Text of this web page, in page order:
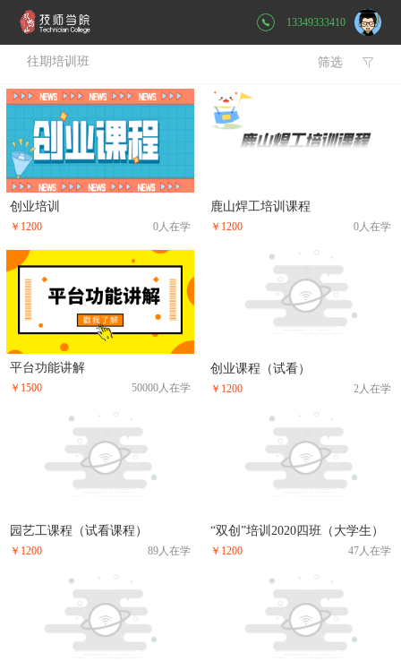
13349333410
往期培训班 
筛选
创业培训
￥1200 0人在学
鹿山焊工培训课程
￥1200 0人在学
平台功能讲解
￥1500 50000人在学
创业课程（试看）
￥1200 2人在学
园艺工课程（试看课程）
￥1200 89人在学
“双创”培训2020四班（大学生）
￥1200 47人在学